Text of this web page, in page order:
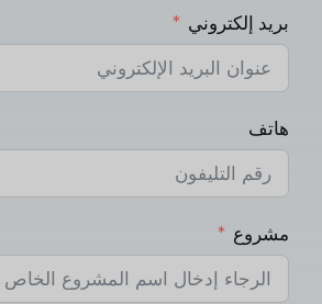
بريد إلكتروني
هاتف
مشروع